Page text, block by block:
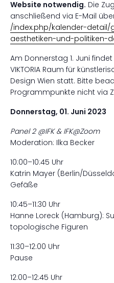
Website notwendig. Die
anschließend via E-Mail
/index.php/kalender-detail/
aesthetiken-und-politiken-
Am Donnerstag 1. Juni
VIKTORIA Raum für
Design Wien statt. Bitte
Programmpunkte nicht via
Donnerstag, 01. Juni 2023
Panel 2 @IFK & IFK@Zoom
Moderation: Ilka Becker
10:00–10:45 Uhr
Katrin Mayer (Berlin/
Gefäße
10:45–11:30 Uhr
Hanne Loreck (Hamburg):
topologische Figuren
11:30–12:00 Uhr
Pause
12:00–12:45 Uhr